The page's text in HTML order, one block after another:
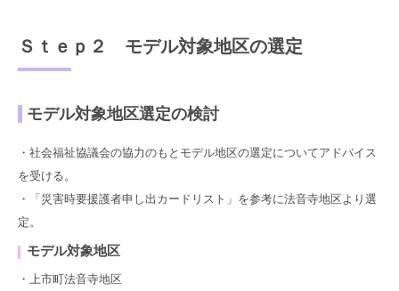
Ｓｔｅｐ２ モデル対象地区の選定
モデル対象地区選定の検討
・社会福祉協議会の協力のもとモデル地区の選定についてアドバイス
を受ける。
・「災害時要援護者申し出カードリスト」を参考に法音寺地区より選
定。
モデル対象地区
・上市町法音寺地区